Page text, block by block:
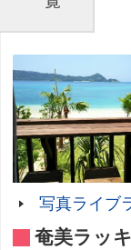
写真ライブ
奄美ラッ